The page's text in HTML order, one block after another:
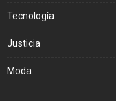
Tecnología
Justicia
Moda